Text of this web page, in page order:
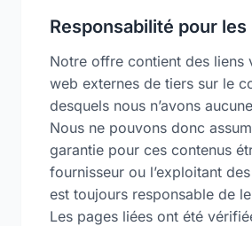
Responsabilité pour les
Notre offre contient des liens
web externes de tiers sur le
desquels nous n’avons
Nous ne pouvons donc
garantie pour ces contenus
fournisseur ou l’exploitant
est toujours responsable de
Les pages liées ont été